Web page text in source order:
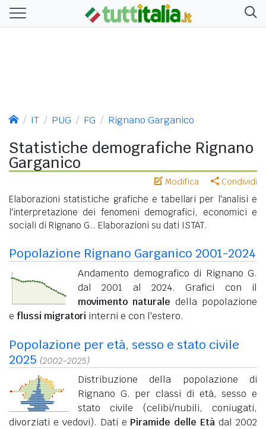
IT PUG FG Rignano Garganico
Statistiche demografiche Rignano
Garganico
Modifica Condividi
Elaborazioni statistiche grafiche e tabellari per l'analisi e
l'interpretazione dei fenomeni demografici, economici e
sociali di Rignano G.. Elaborazioni su dati ISTAT.
Popolazione Rignano Garganico 2001-2024
Andamento demografico di Rignano G.
dal 2001 al 2024. Grafici con il
movimento naturale della popolazione
e flussi migratori interni e con l'estero.
Popolazione per età, sesso e stato civile
2025 (2002-2025)
Distribuzione della popolazione di
Rignano G. per classi di età, sesso e
stato civile (celibi/nubili, coniugati,
divorziati e vedovi). Dati e Piramide delle Età dal 2002